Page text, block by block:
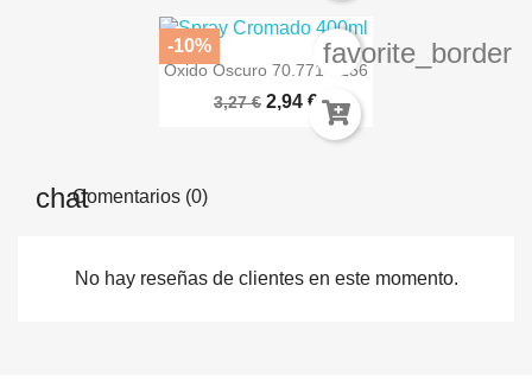
Óxido Oscuro 70.771 - 156
3,27 € 2,94 €
-10% favorite_border
Comentarios (0)
No hay reseñas de clientes en este momento.